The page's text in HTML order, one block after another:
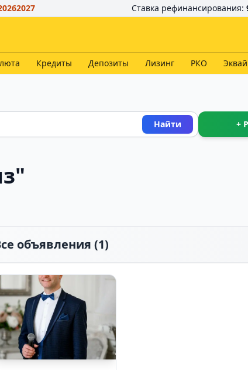
2027 Ставка рефинансирования:
Кредиты Депозиты Лизинг РКО
Найти +
объявления (1)